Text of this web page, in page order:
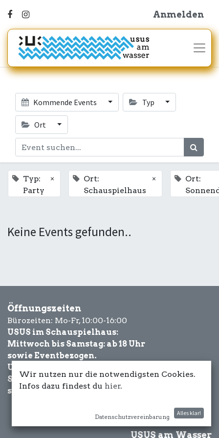
Anmelden
Kommende Events Typ
Ort
Typ:
Party
×
Ort:
Schauspielhaus
×
Ort:
Keine Events gefunden..
Öffnungszeiten
Bürozeiten: Mo-Fr, 10:00-16:00
USUS im Schauspielhaus:
Mittwoch bis Samstag: ab 18 Uhr
sowie Eventbezogen.
USUS am Wasser:
Schönwetter-
sowie Eventbezogen.
USUS am Wasser
Wir nutzen nur die notwendigsten Cookies.
Infos dazu findest du hier.
Datenschutzvereinbarung
Alles klar!